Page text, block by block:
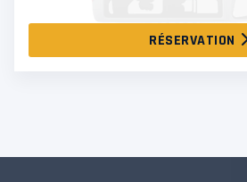
RÉSERVATION